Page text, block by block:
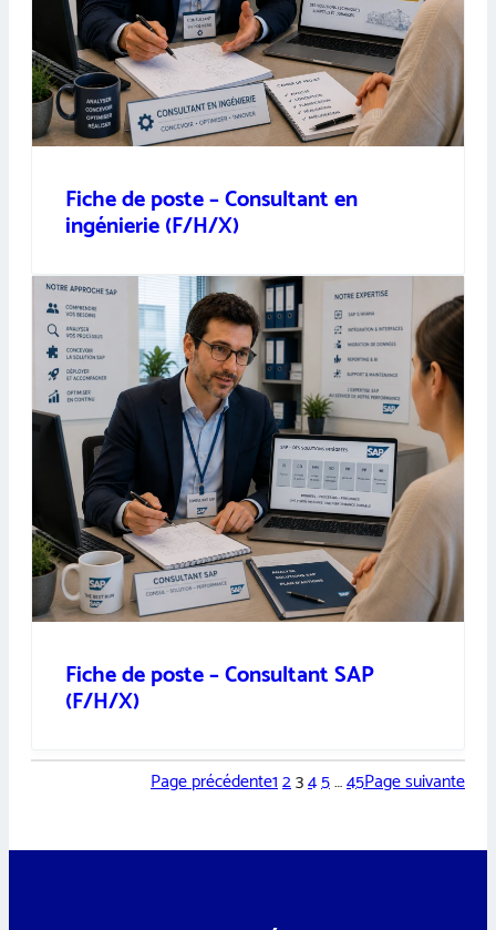
Fiche de poste – Consultant en
ingénierie (F/H/X)
Fiche de poste – Consultant SAP
(F/H/X)
Page précédente12345…45Page suivante